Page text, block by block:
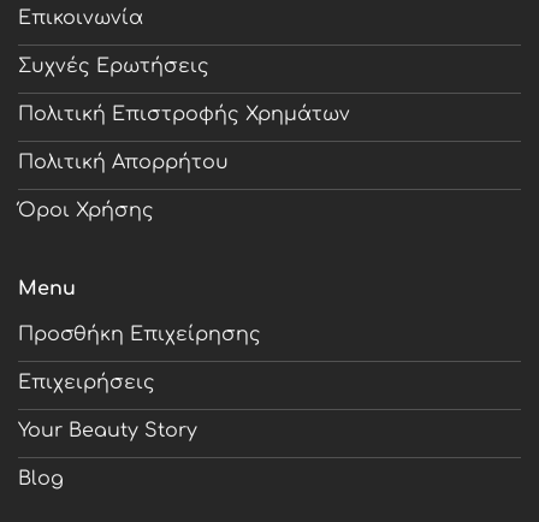
Επικοινωνία
Συχνές Ερωτήσεις
Πολιτική Επιστροφής Χρημάτων
Πολιτική Απορρήτου
Όροι Χρήσης
Menu
Προσθήκη Επιχείρησης
Επιχειρήσεις
Your Beauty Story
Blog